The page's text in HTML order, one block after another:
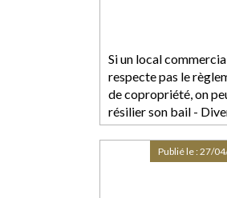
Si un local
respecte pas le
de copropriété, on
résilier son bail -
BFM Immo
Publié le :27/